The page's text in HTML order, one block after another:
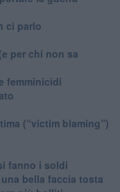
ci parlo
per chi non sa
femminicidi
(“victim blaming”)
fanno i soldi
bella faccia tosta